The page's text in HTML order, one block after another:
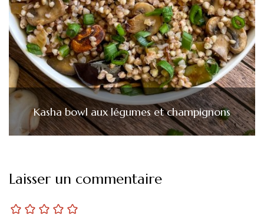
Kasha bowl aux légumes et champignons
Laisser un commentaire